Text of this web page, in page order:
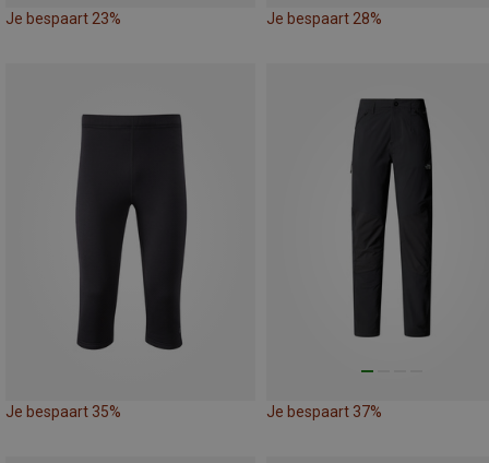
Je bespaart 23% Je bespaart 28%
Je bespaart 35% Je bespaart 37%